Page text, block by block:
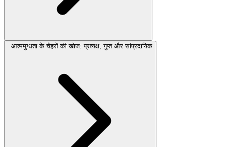
आत्ममुग्धता के चेहरों की खोज: प्रत्यक्ष, गुप्त और सांप्रदायिक